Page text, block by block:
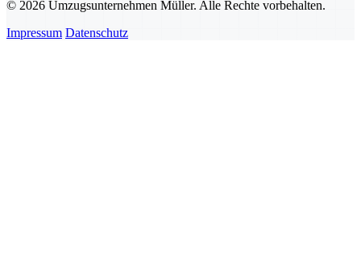
© 2026 Umzugsunternehmen Müller. Alle Rechte vorbehalten.
Impressum Datenschutz